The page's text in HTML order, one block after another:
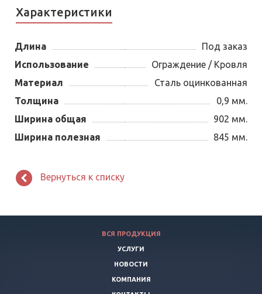
Характеристики
Длина
Под заказ
Использование
Ограждение / Кровля
Материал
Сталь оцинкованная
Толщина
0,9 мм.
Ширина общая
902 мм.
Ширина полезная
845 мм.
Вернуться к списку
ВСЯ ПРОДУКЦИЯ
УСЛУГИ
НОВОСТИ
КОМПАНИЯ